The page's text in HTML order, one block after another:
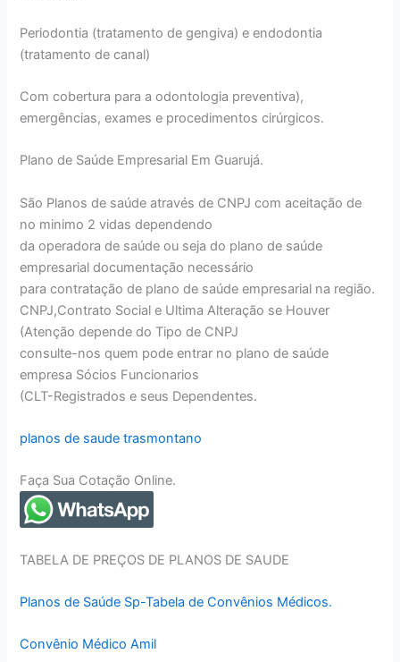
Periodontia (tratamento de gengiva) e endodontia
(tratamento de canal)
Com cobertura para a odontologia preventiva),
emergências, exames e procedimentos cirúrgicos.
Plano de Saúde Empresarial Em Guarujá.
São Planos de saúde através de CNPJ com aceitação de
no minimo 2 vidas dependendo
da operadora de saúde ou seja do plano de saúde
empresarial documentação necessário
para contratação de plano de saúde empresarial na região.
CNPJ,Contrato Social e Ultima Alteração se Houver
(Atenção depende do Tipo de CNPJ
consulte-nos quem pode entrar no plano de saúde
empresa Sócios Funcionarios
(CLT-Registrados e seus Dependentes.
planos de saude trasmontano
Faça Sua Cotação Online.
TABELA DE PREÇOS DE PLANOS DE SAUDE
Planos de Saúde Sp-Tabela de Convênios Médicos.
Convênio Médico Amil